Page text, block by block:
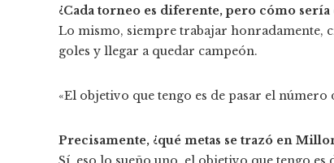
¿Cada torneo es diferente, pero cómo
Lo mismo, siempre trabajar honradamente,
goles y llegar a quedar campeón.
«El objetivo que tengo es de pasar el número
Precisamente, ¿qué metas se trazó en